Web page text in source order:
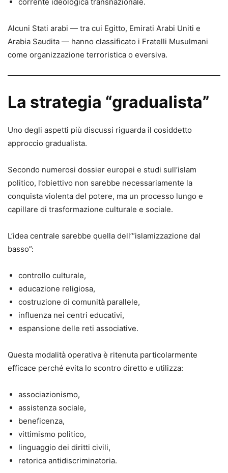
Alcuni Stati arabi — tra cui Egitto, Emirati Arabi Uniti e
Arabia Saudita — hanno classificato i Fratelli Musulmani
come organizzazione terroristica o eversiva.
La strategia “gradualista”
Uno degli aspetti più discussi riguarda il cosiddetto
approccio gradualista.
Secondo numerosi dossier europei e studi sull’islam
politico, l’obiettivo non sarebbe necessariamente la
conquista violenta del potere, ma un processo lungo e
capillare di trasformazione culturale e sociale.
L’idea centrale sarebbe quella dell’“islamizzazione dal
basso”:
controllo culturale,
educazione religiosa,
costruzione di comunità parallele,
influenza nei centri educativi,
espansione delle reti associative.
Questa modalità operativa è ritenuta particolarmente
efficace perché evita lo scontro diretto e utilizza:
associazionismo,
assistenza sociale,
beneficenza,
vittimismo politico,
linguaggio dei diritti civili,
retorica antidiscriminatoria.